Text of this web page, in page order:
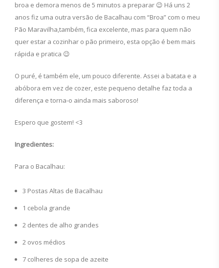
broa e demora menos de 5 minutos a preparar 😉 Há uns 2
anos fiz uma outra versão de Bacalhau com “Broa” com o meu
Pão Maravilha,também, fica excelente, mas para quem não
quer estar a cozinhar o pão primeiro, esta opção é bem mais
rápida e pratica 😉
O puré, é também ele, um pouco diferente. Assei a batata e a
abóbora em vez de cozer, este pequeno detalhe faz toda a
diferença e torna-o ainda mais saboroso!
Espero que gostem! <3
Ingredientes:
Para o Bacalhau:
3 Postas Altas de Bacalhau
1 cebola grande
2 dentes de alho grandes
2 ovos médios
7 colheres de sopa de azeite